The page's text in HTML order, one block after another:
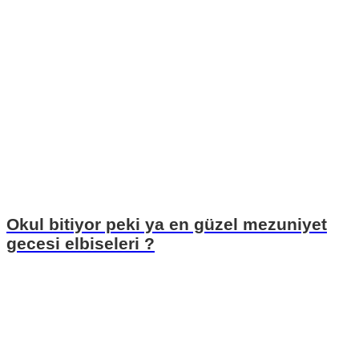
Okul bitiyor peki ya en güzel mezuniyet
gecesi elbiseleri ?